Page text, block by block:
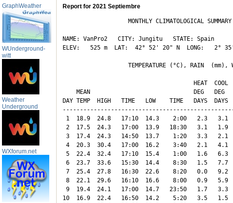
GraphWeather
WUnderground-
witt
Weather
Underground
WXforum.net
Report for 2021 Septiembre
MONTHLY CLIMATOLOGICAL
NAME: VanPro2   CITY: Jungitu   STATE: Spain
ELEV:   525 m  LAT:  42° 52' 20" N  LONG:   2°
TEMPERATURE (°C), RAIN  (mm),
HEAT  COOL
MEAN                              DEG   DEG
DAY TEMP  HIGH   TIME   LOW    TIME   DAYS
1  18.9  24.8   17:10  14.3    2:00   2.3
2  17.5  24.3   17:00  13.9   18:30   3.1
3  17.4  24.3   14:50  13.7    1:20   3.3   2.1
4  20.3  30.4   17:00  16.2    3:40   2.1   4.1
5  22.4  32.4   17:10  15.4    1:00   1.6
6  23.7  33.6   15:30  14.4    8:30   1.5   7.7
7  25.4  27.8   16:30  22.6    8:20   0.0   9.2
8  22.1  29.6   16:10  16.6    8:00   0.9   5.9
9  19.4  24.1   17:00  14.7   23:50   1.7   3.3
10  16.9  22.4   16:50  14.2    5:20   3.5   1.5